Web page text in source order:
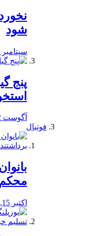
‌شود
سپتامبر 26, 2019
پنج
آگوست 22, 2019
فوتبال
محكم
اکتبر 15, 2019